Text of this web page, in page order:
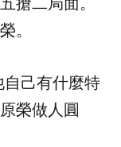
。
己有什麼特
榮做人圓